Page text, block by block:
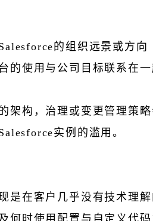
的组织远景或方向
的使用与公司目标联系在
架构，治理或变更管理策
实例的滥用。
是在客户几乎没有技术理